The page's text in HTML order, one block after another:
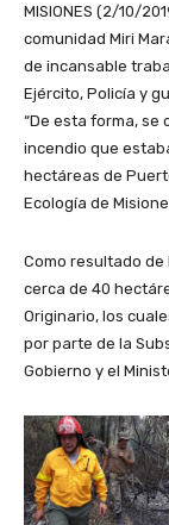
MISIONES (2/10/
comunidad Miri
de incansable
Ejército, Policía y
“De esta forma,
incendio que
hectáreas de
Ecología de
Como resultado
cerca de 40
Originario, los
por parte de la
Gobierno y el